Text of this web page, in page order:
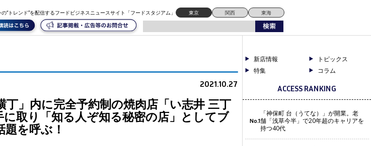
“トレンド”を配信するフードビジネスニュースサイト「フードスタジアム」 東京 関西 東海
2021.10.27
」内に完全予約制の焼肉店「い志井 三丁
取り「知る人ぞ知る秘密の店」としてブ
を呼ぶ！
新店情報
トピックス
特集
コラム
ACCESS RANKING
No.1
「神保町 台（うてな）」が開業。老
舗「浅草今半」で20年超のキャリアを
持つ40代